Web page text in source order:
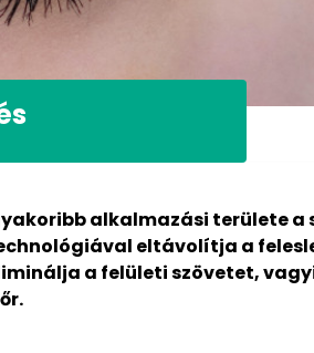
alkalmazási területe a
eltávolítja a
a felületi szövetet,